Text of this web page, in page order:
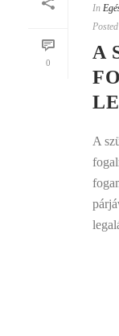
0
In
Posted
A
A